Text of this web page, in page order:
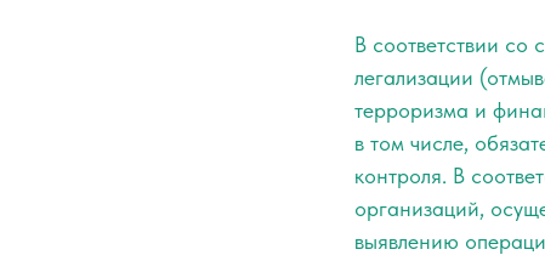
В соответствии со
легализации
терроризма и
в том числе,
контроля. В
организаций,
выявлению